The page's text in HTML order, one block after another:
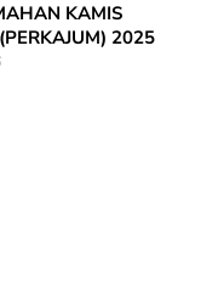
KAMIS
2025